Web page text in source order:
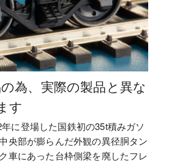
為、実際の製品と異な
す
に登場した国鉄初の35t積みガソ
央部が膨らんだ外観の異径胴タン
車にあった台枠側梁を廃したフレ